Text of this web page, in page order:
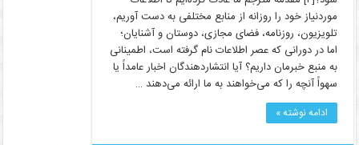
موردنیاز خود را روزانه از منابع مختلفی به دست آوریم،
تلویزیون، روزنامه، فضای مجازی، دوستان و آشنایان؛
اما در دورانی که عصر اطلاعات نام گرفته است، اطمینانی
به منبع خبرمان داریم؟ آیا انتشاردهندگان اخبار عامداً یا
سهواً آنچه را که می‌خواهند به ما ارائه می‌دهند …
ادامه نوشته »